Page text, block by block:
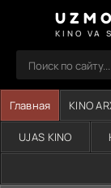
KINO VA
Главная KINO
UJAS KINO